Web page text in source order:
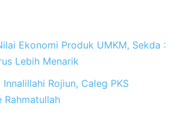
Ekonomi Produk UMKM, Sekda :
Lebih Menarik
Innalillahi Rojiun, Caleg PKS
Rahmatullah